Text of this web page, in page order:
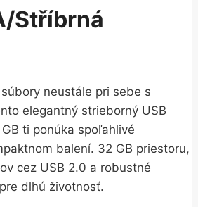
Stříbrná
neustále pri sebe s
elegantný strieborný USB
ti ponúka spoľahlivé
balení. 32 GB priestoru,
cez USB 2.0 a robustné
dlhú životnosť.